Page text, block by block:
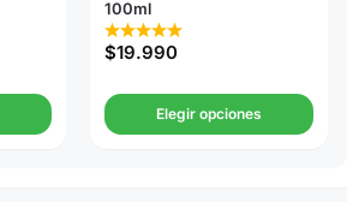
100ml
$19.990
Elegir opciones